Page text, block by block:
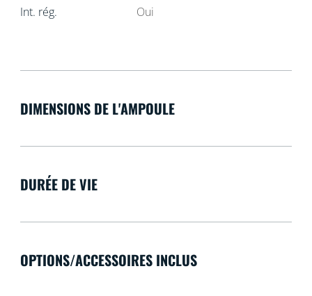
Int. rég. Oui
DIMENSIONS DE L'AMPOULE
DURÉE DE VIE
OPTIONS/ACCESSOIRES INCLUS